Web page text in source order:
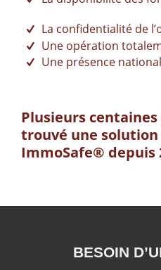
La confidentialité de
Une opération
Une présence
Plusieurs
trouvé une solution
ImmoSafe® depuis
BESOIN